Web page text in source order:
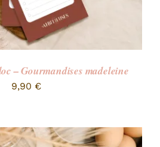
– Gourmandises madeleine
9,90 €